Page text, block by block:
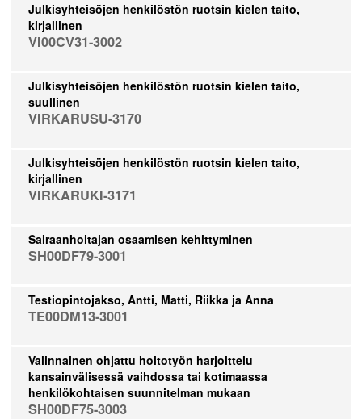
Julkisyhteisöjen henkilöstön ruotsin kielen taito,
kirjallinen
VI00CV31-3002
Julkisyhteisöjen henkilöstön ruotsin kielen taito,
suullinen
VIRKARUSU-3170
Julkisyhteisöjen henkilöstön ruotsin kielen taito,
kirjallinen
VIRKARUKI-3171
Sairaanhoitajan osaamisen kehittyminen
SH00DF79-3001
Testiopintojakso, Antti, Matti, Riikka ja Anna
TE00DM13-3001
Valinnainen ohjattu hoitotyön harjoittelu
kansainvälisessä vaihdossa tai kotimaassa
henkilökohtaisen suunnitelman mukaan
SH00DF75-3003